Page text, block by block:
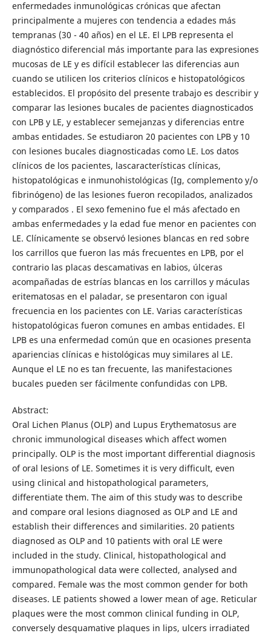
enfermedades inmunológicas crónicas que afectan
principalmente a mujeres con tendencia a edades más
tempranas (30 - 40 años) en el LE. El LPB representa el
diagnóstico diferencial más importante para las expresiones
mucosas de LE y es difícil establecer las diferencias aun
cuando se utilicen los criterios clínicos e histopatológicos
establecidos. El propósito del presente trabajo es describir y
comparar las lesiones bucales de pacientes diagnosticados
con LPB y LE, y establecer semejanzas y diferencias entre
ambas entidades. Se estudiaron 20 pacientes con LPB y 10
con lesiones bucales diagnosticadas como LE. Los datos
clínicos de los pacientes, lascaracterísticas clínicas,
histopatológicas e inmunohistológicas (Ig, complemento y/o
fibrinógeno) de las lesiones fueron recopilados, analizados
y comparados . El sexo femenino fue el más afectado en
ambas enfermedades y la edad fue menor en pacientes con
LE. Clínicamente se observó lesiones blancas en red sobre
los carrillos que fueron las más frecuentes en LPB, por el
contrario las placas descamativas en labios, úlceras
acompañadas de estrías blancas en los carrillos y máculas
eritematosas en el paladar, se presentaron con igual
frecuencia en los pacientes con LE. Varias características
histopatológicas fueron comunes en ambas entidades. El
LPB es una enfermedad común que en ocasiones presenta
apariencias clínicas e histológicas muy similares al LE.
Aunque el LE no es tan frecuente, las manifestaciones
bucales pueden ser fácilmente confundidas con LPB.
Abstract:
Oral Lichen Planus (OLP) and Lupus Erythematosus are
chronic immunological diseases which affect women
principally. OLP is the most important differential diagnosis
of oral lesions of LE. Sometimes it is very difficult, even
using clinical and histopathological parameters,
differentiate them. The aim of this study was to describe
and compare oral lesions diagnosed as OLP and LE and
establish their differences and similarities. 20 patients
diagnosed as OLP and 10 patients with oral LE were
included in the study. Clinical, histopathological and
immunopathological data were collected, analysed and
compared. Female was the most common gender for both
diseases. LE patients showed a lower mean of age. Reticular
plaques were the most common clinical funding in OLP,
conversely desquamative plaques in lips, ulcers irradiated